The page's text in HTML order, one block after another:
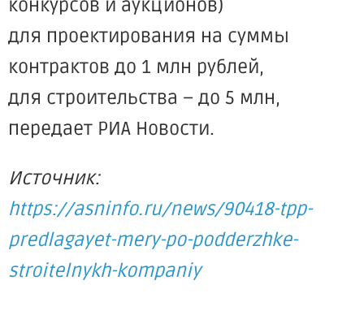
конкурсов и аукционов)
для проектирования на суммы
контрактов до 1 млн рублей,
для строительства – до 5 млн,
передает РИА Новости.
Источник:
https://asninfo.ru/news/90418-tpp-
predlagayet-mery-po-podderzhke-
stroitelnykh-kompaniy